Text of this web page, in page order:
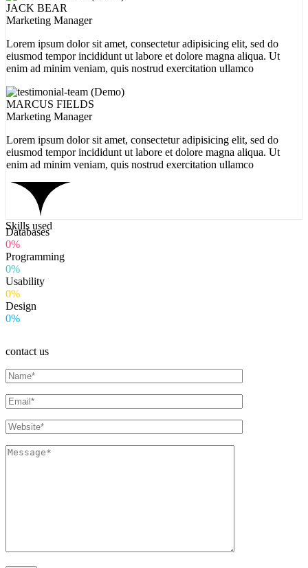
JACK BEAR
Marketing Manager
Lorem ipsum dolor sit amet, consectetur adipisicing elit, sed do
eiusmod tempor incididunt ut labore et dolore magna aliqua. Ut
enim ad minim veniam, quis nostrud exercitation ullamco
MARCUS FIELDS
Marketing Manager
Lorem ipsum dolor sit amet, consectetur adipisicing elit, sed do
eiusmod tempor incididunt ut labore et dolore magna aliqua. Ut
enim ad minim veniam, quis nostrud exercitation ullamco
Skills used
Databases
0%
Programming
0%
Usability
0%
Design
0%
contact us